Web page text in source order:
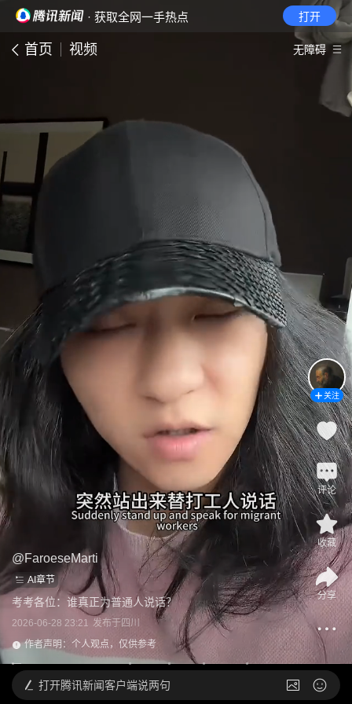
· 获取全网一手热点 打开
首页 视频 无障碍
@FaroeseMarti
AI章节
考考各位：谁真正为普通人说话？
2026-06-28 23:21 发布于四川
作者声明：个人观点，仅供参考
关注
评论
收藏
分享
打开腾讯新闻客户端说两句